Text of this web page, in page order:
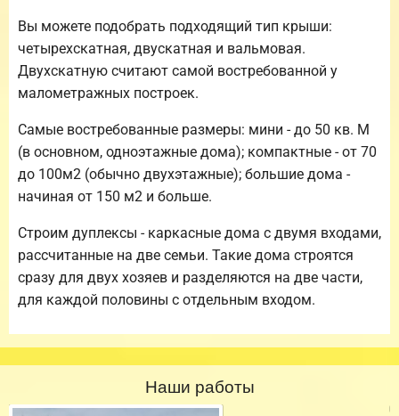
Вы можете подобрать подходящий тип крыши:
четырехскатная, двускатная и вальмовая.
Двухскатную считают самой востребованной у
малометражных построек.
Самые востребованные размеры: мини - до 50 кв. М
(в основном, одноэтажные дома); компактные - от 70
до 100м2 (обычно двухэтажные); большие дома -
начиная от 150 м2 и больше.
Строим дуплексы - каркасные дома с двумя входами,
рассчитанные на две семьи. Такие дома строятся
сразу для двух хозяев и разделяются на две части,
для каждой половины с отдельным входом.
Наши работы